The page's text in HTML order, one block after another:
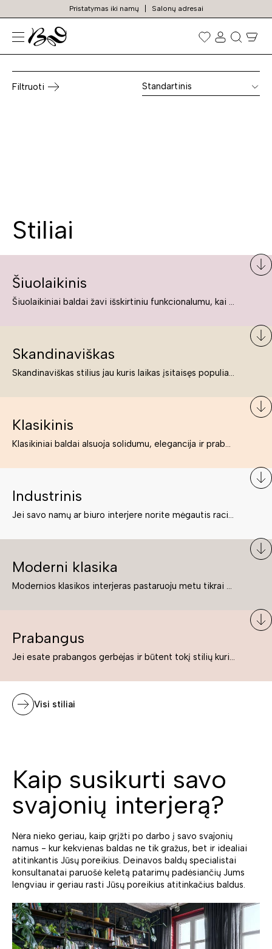
Pristatymas iki namų Salonų adresai
Prekių
paieška
Raktų spintelės
Filtruoti Standartinis
Stiliai
Šiuolaikinis
Šiuolaikiniai baldai žavi išskirtiniu funkcionalumu, kai kurie jų pelnytai net pavadinami meno kūriniais, nes jie tikrai yra išskirtiniai, originalūs ir puikiai atliepiantys į šiuolaikinių žmonių poreikius bei gyvenimo būdo ypatumus.
Skandinaviškas
Skandinaviškas stilius jau kuris laikas įsitaisęs populiariausiųjų sąraše. Namai, butai labai dažnai įrengiami remiantis būtent šio stiliaus ypatumais. Dėl švelnių spalvų, praktiškumo ir estetikos jis masina tuos, kurie neabejingi šviesiem ar neutralių spalvų koloritui, paprastumui, funkcionalumui, natūralumui ir stilingai estetikai. Platų skandinaviškų baldų spektrą rasite „Deinavos baldų“ asortimente.
Klasikinis
Klasikiniai baldai alsuoja solidumu, elegancija ir prabanga. Paprastai jie būna masyvūs, kuria didybės įspūdį. Neabejotinai jie bus geriausias pasirinkimas estetiškam ir rafinuotam klasikiniam namų interjerui. Kartais klasikiniai baldai traktuojami kaip senoviniai, bet tai ne tiesa – klasika yra stilius, neišsemiama elegancija ir rafinuotumas.
Industrinis
Jei savo namų ar biuro interjere norite mėgautis racionaliai išnaudotomis erdvėmis, funkcionalumu ir esate neabejingi tamsesniam koloritui bei praktiškiems sprendimams, tuomet industrinis stilius bus būtent tai, ko Jums reikia. O industrinio stiliaus baldus išsirinksite mūsų asortimente.
Moderni klasika
Modernios klasikos interjeras pastaruoju metu tikrai yra „ant bangos“. Tie, kurie nenori pernelyg nutolti nuo klasikos, bet drauge žavisi šiuolaikiškais sprendimais, su malonumu savo namuose kuria klasikos ir modernaus interjero tandemą – elegantišką, subtilų ir žavingą.
Prabangus
Jei esate prabangos gerbėjas ir būtent tokį stilių kuriate savo namuose ar biure, tuomet solidūs, prabangūs baldai nepriekaištingai įsilies į Jūsų kuriamą interjerą.
Visi stiliai
Kaip susikurti savo
svajonių interjerą?
Nėra nieko geriau, kaip grįžti po darbo į savo svajonių
namus - kur kekvienas baldas ne tik gražus, bet ir idealiai
atitinkantis Jūsų poreikius. Deinavos baldų specialistai
konsultanatai paruošė keletą patarimų padėsiančių Jums
lengviau ir geriau rasti Jūsų poreikius atitinkačius baldus.